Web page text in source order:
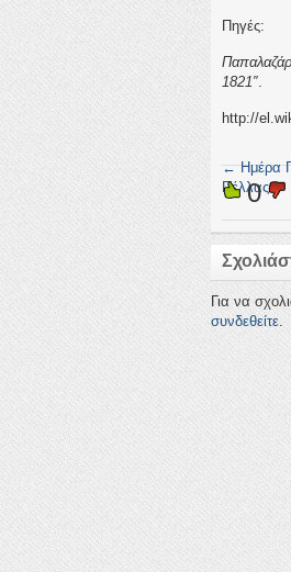
Πηγές:
1821″.
http://
←Ημέρα
Πέλλας
0
Για να
συνδεθείτε.